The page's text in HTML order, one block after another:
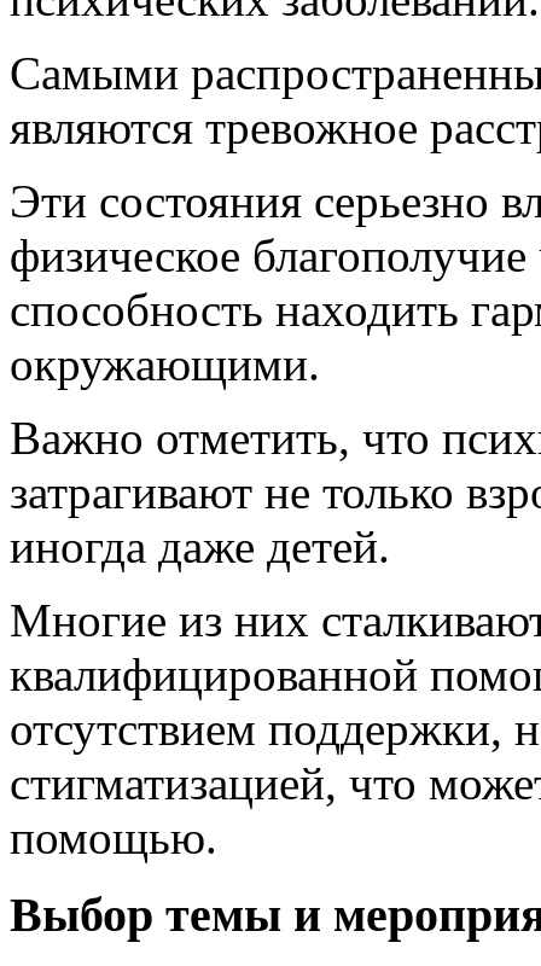
Самыми
являются тревожное
Эти состояния серьезно
физическое благополучие
способность находить
окружающими.
Важно отметить, что
затрагивают не только
иногда даже детей.
Многие из них
квалифицированной
отсутствием поддержки,
стигматизацией, что
помощью.
Выбор темы и